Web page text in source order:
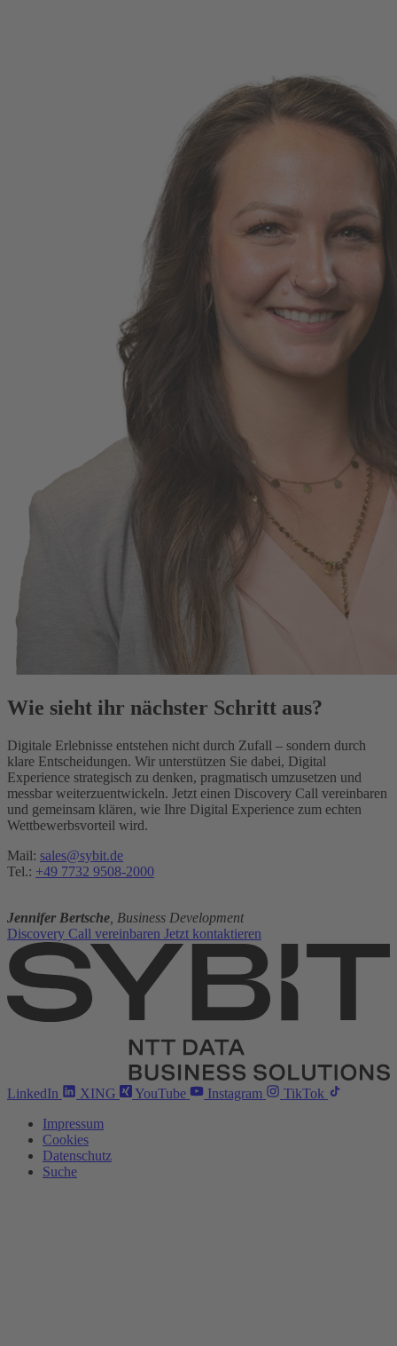
Wie sieht ihr nächster Schritt aus?
Digitale Erlebnisse entstehen nicht durch Zufall – sondern durch
klare Entscheidungen. Wir unterstützen Sie dabei, Digital
Experience strategisch zu denken, pragmatisch umzusetzen und
messbar weiterzuentwickeln. Jetzt einen Discovery Call vereinbaren
und gemeinsam klären, wie Ihre Digital Experience zum echten
Wettbewerbsvorteil wird.
Mail: sales@sybit.de
Tel.: +49 7732 9508-2000
Jennifer Bertsche , Business Development
Discovery Call vereinbaren Jetzt kontaktieren
LinkedIn XING YouTube Instagram
TikTok
Impressum
Cookies
Datenschutz
Suche